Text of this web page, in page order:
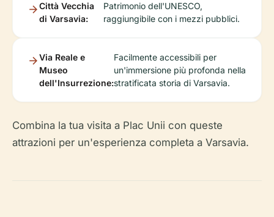
Città Vecchia
di Varsavia:
Patrimonio dell'UNESCO,
raggiungibile con i mezzi pubblici.
Via Reale e
Museo
dell'Insurrezione:
Facilmente accessibili per
un'immersione più profonda nella
stratificata storia di Varsavia.
Combina la tua visita a Plac Unii con queste
attrazioni per un'esperienza completa a Varsavia.